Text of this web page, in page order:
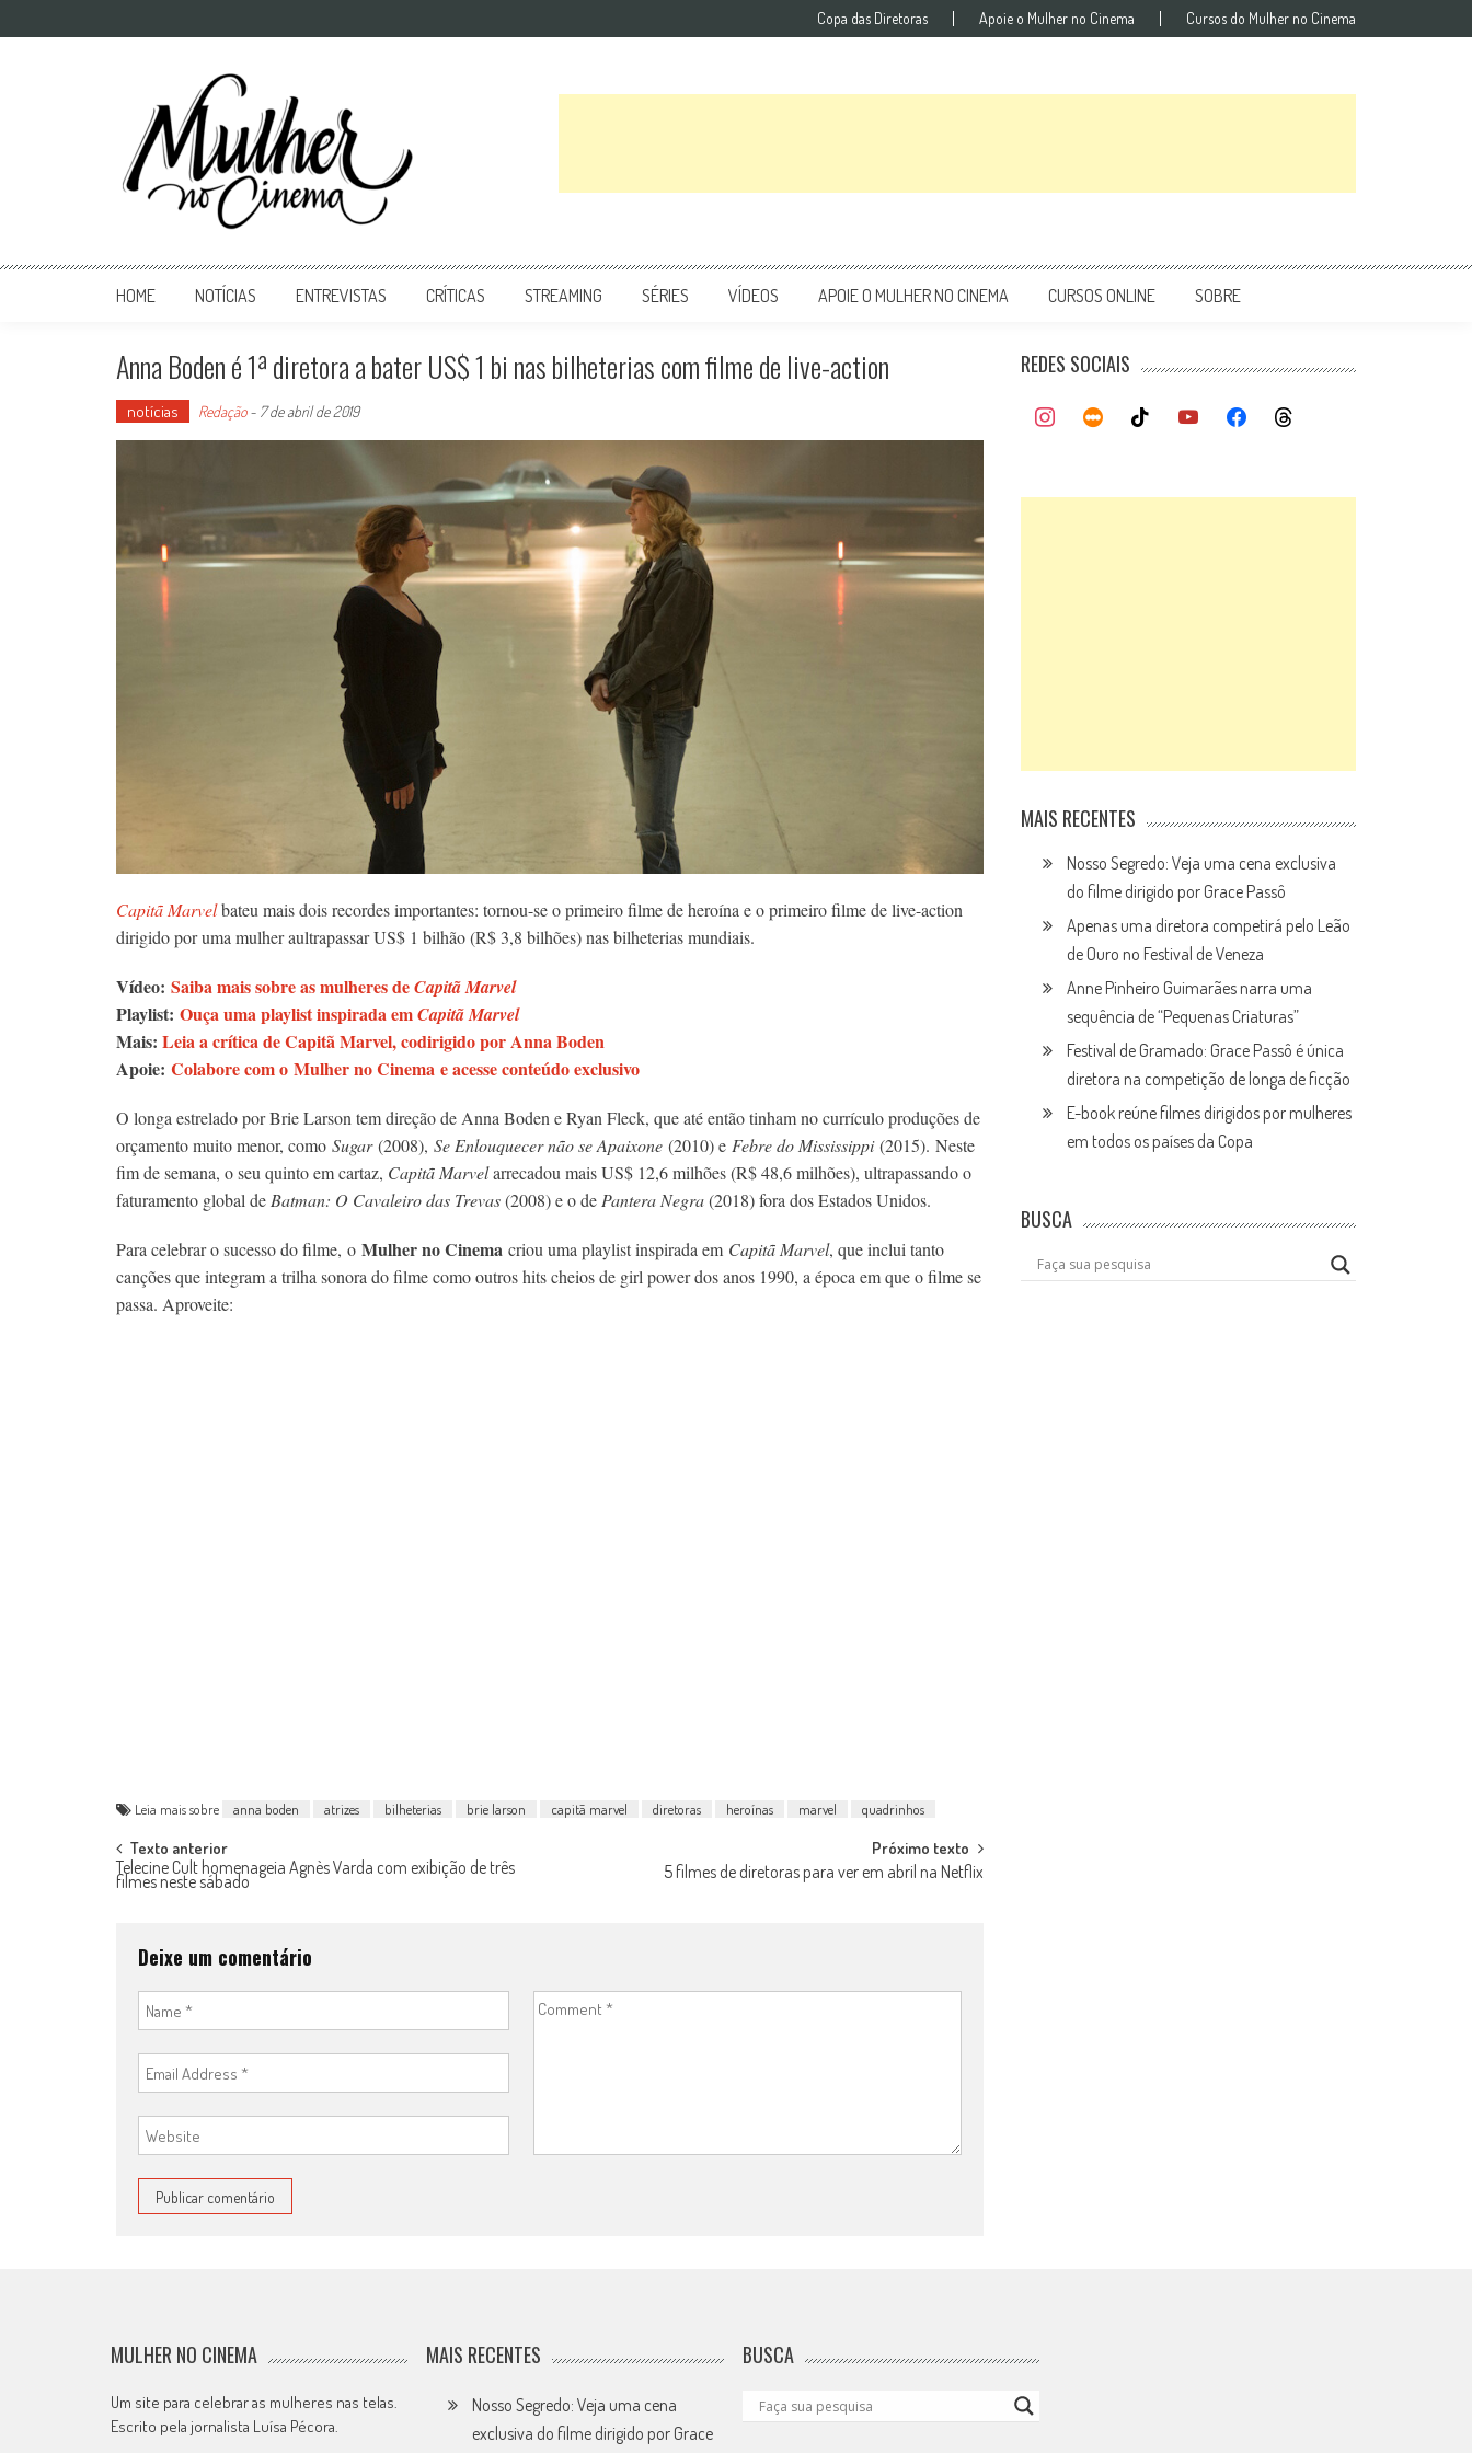
Copa das Diretoras Apoie o Mulher no Cinema Cursos do Mulher no Cinema
Mulher no Cinema
HOME NOTÍCIAS ENTREVISTAS CRÍTICAS STREAMING SÉRIES VÍDEOS APOIE O MULHER NO CINEMA CURSOS ONLINE SOBRE
Anna Boden é 1ª diretora a bater US$ 1 bi nas bilheterias com filme de live-action
notícias Redação- 7 de abril de 2019
Capitã Marvelbateu mais dois recordes importantes: tornou-se o primeiro filme de heroína e o primeiro filme de live-action
dirigido por uma mulher aultrapassar US$ 1 bilhão (R$ 3,8 bilhões) nas bilheterias mundiais.
Vídeo: Saiba mais sobre as mulheres deCapitã Marvel
Playlist: Ouça uma playlist inspirada emCapitã Marvel
Mais: Leia a crítica de Capitã Marvel, codirigido por Anna Boden
Apoie: Colabore com o Mulher no Cinema e acesse conteúdo exclusivo
O longa estrelado por Brie Larson tem direção de Anna Boden e Ryan Fleck, que até então tinham no currículo produções de
orçamento muito menor, como Sugar(2008), Se Enlouquecer não se Apaixone (2010) e Febre do Mississippi(2015). Neste
fim de semana, o seu quinto em cartaz, Capitã Marvelarrecadou mais US$ 12,6 milhões (R$ 48,6 milhões), ultrapassando o
faturamento global de Batman: O Cavaleiro das Trevas(2008) e o de Pantera Negra(2018) fora dos Estados Unidos.
Para celebrar o sucesso do filme, o Mulher no Cinema criou uma playlist inspirada em Capitã Marvel, que inclui tanto
canções que integram a trilha sonora do filme como outros hits cheios de girl power dos anos 1990, a época em que o filme se
passa. Aproveite:
Leia mais sobre anna boden atrizes bilheterias brie larson capitã marvel diretoras heroínas marvel quadrinhos
Post
navigation
Texto anterior
Telecine Cult homenageia Agnès Varda com exibição de três
filmes neste sábado
Próximo texto
5 filmes de diretoras para ver em abril na Netflix
Deixe um comentário
REDES SOCIAIS
MAIS RECENTES
Nosso Segredo: Veja uma cena exclusiva
do filme dirigido por Grace Passô
Apenas uma diretora competirá pelo Leão
de Ouro no Festival de Veneza
Anne Pinheiro Guimarães narra uma
sequência de “Pequenas Criaturas”
Festival de Gramado: Grace Passô é única
diretora na competição de longa de ficção
E-book reúne filmes dirigidos por mulheres
em todos os países da Copa
BUSCA
MULHER NO CINEMA
Um site para celebrar as mulheres nas telas.
Escrito pela jornalista Luísa Pécora.
MAIS RECENTES
Nosso Segredo: Veja uma cena
exclusiva do filme dirigido por Grace
BUSCA